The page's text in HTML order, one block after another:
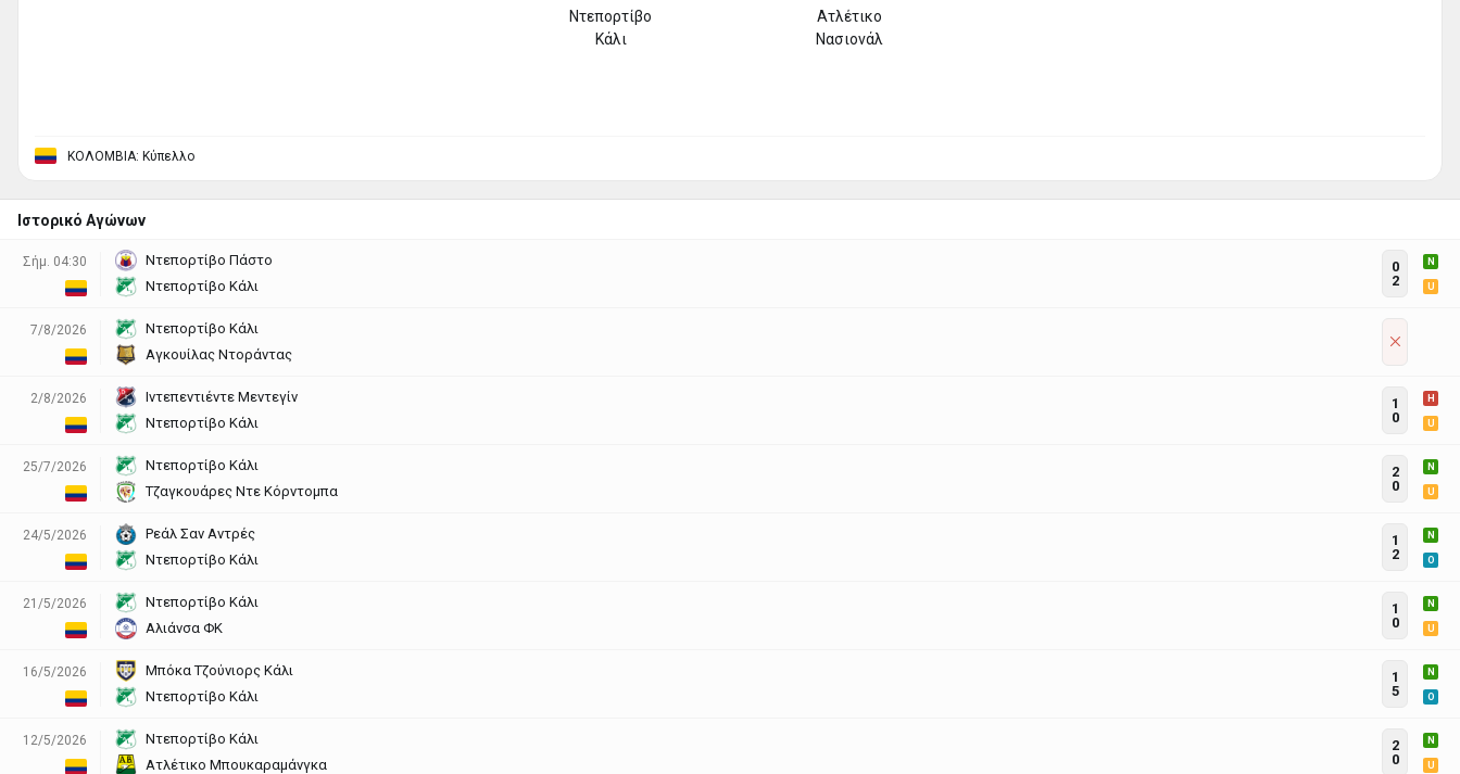
Ντεπορτίβο
Κάλι
Ατλέτικο
Νασιονάλ
ΚΟΛΟΜΒΙΑ: Κύπελλο
Ιστορικό Αγώνων
Σήμ. 04:30
Ντεπορτίβο Πάστο
Ντεπορτίβο Κάλι
0
2
N
U
7/8/2026
Ντεπορτίβο Κάλι
Αγκουίλας Ντοράντας
2/8/2026
Ιντεπεντιέντε Μεντεγίν
Ντεπορτίβο Κάλι
1
0
H
U
25/7/2026
Ντεπορτίβο Κάλι
Τζαγκουάρες Ντε Κόρντομπα
2
0
N
U
24/5/2026
Ρεάλ Σαν Αντρές
Ντεπορτίβο Κάλι
1
2
N
O
21/5/2026
Ντεπορτίβο Κάλι
Αλιάνσα ΦΚ
1
0
N
U
16/5/2026
Μπόκα Τζούνιορς Κάλι
Ντεπορτίβο Κάλι
1
5
N
O
12/5/2026
Ντεπορτίβο Κάλι
Ατλέτικο Μπουκαραμάνγκα
2
0
N
U